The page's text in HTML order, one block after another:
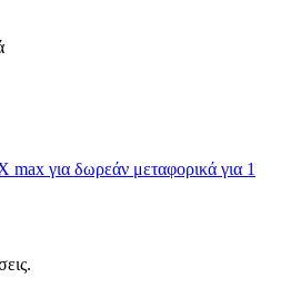
για δωρεάν μεταφορικά για 1